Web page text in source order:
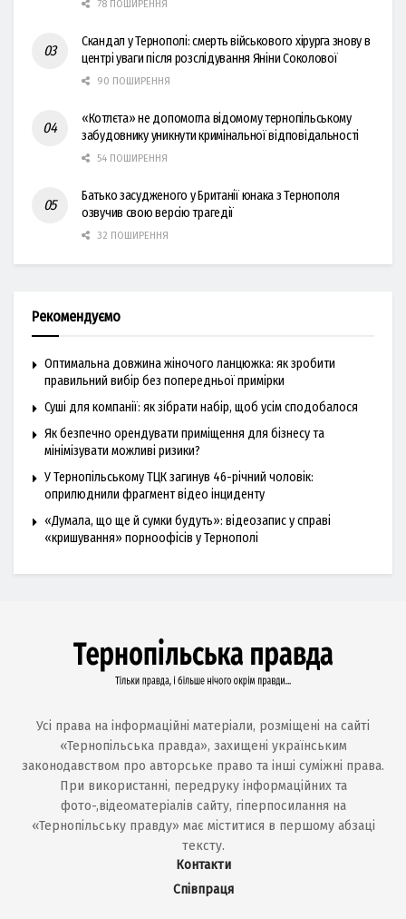
78 ПОШИРЕННЯ
Скандал у Тернополі: смерть військового хірурга знову в
центрі уваги після розслідування Яніни Соколової
90 ПОШИРЕННЯ
«Котлєта» не допомогла відомому тернопільському
забудовнику уникнути кримінальної відповідальності
54 ПОШИРЕННЯ
Батько засудженого у Британії юнака з Тернополя
озвучив свою версію трагедії
32 ПОШИРЕННЯ
Рекомендуємо
Оптимальна довжина жіночого ланцюжка: як зробити
правильний вибір без попередньої примірки
Суші для компанії: як зібрати набір, щоб усім сподобалося
Як безпечно орендувати приміщення для бізнесу та
мінімізувати можливі ризики?
У Тернопільському ТЦК загинув 46-річний чоловік:
оприлюднили фрагмент відео інциденту
«Думала, що ще й сумки будуть»: відеозапис у справі
«кришування» порноофісів у Тернополі
Усі права на інформаційні матеріали, розміщені на сайті
«Тернопільська правда», захищені українським
законодавством про авторське право та інші суміжні права.
При використанні, передруку інформаційних та
фото-,відеоматеріалів сайту, гіперпосилання на
«Тернопільську правду» має міститися в першому абзаці
тексту.
Контакти
Співпраця